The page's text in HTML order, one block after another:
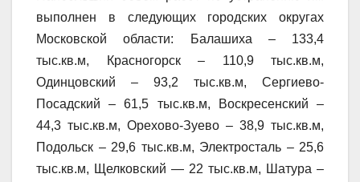
выполнен в следующих городских округах
Московской области: Балашиха – 133,4
тыс.кв.м, Красногорск – 110,9 тыс.кв.м,
Одинцовский – 93,2 тыс.кв.м, Сергиево-
Посадский – 61,5 тыс.кв.м, Воскресенский –
44,3 тыс.кв.м, Орехово-Зуево – 38,9 тыс.кв.м,
Подольск – 29,6 тыс.кв.м, Электросталь – 25,6
тыс.кв.м, Щелковский — 22 тыс.кв.м, Шатура –